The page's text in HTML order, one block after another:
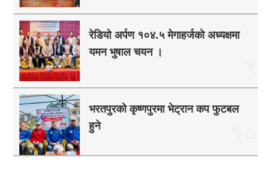
रेडियो अर्पण १०४.५ मेगाहर्जको अध्यक्षमा
यमन भुषाल चयन ।
भरतपुरको कृष्णपुरमा भेट्रान कप फुटबल
हुने